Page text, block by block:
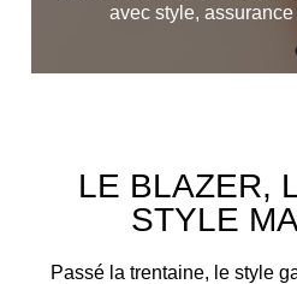
avec style,
LE BLAZER,
STYLE
Passé la trentaine, le style